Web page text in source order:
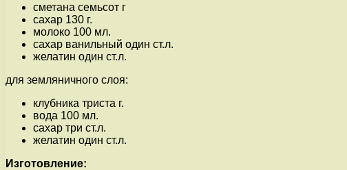
сметана семьсот г
сахар 130 г.
молоко 100 мл.
сахар ванильный один ст.л.
желатин один ст.л.
для земляничного слоя:
клубника триста г.
вода 100 мл.
сахар три ст.л.
желатин один ст.л.
Изготовление: